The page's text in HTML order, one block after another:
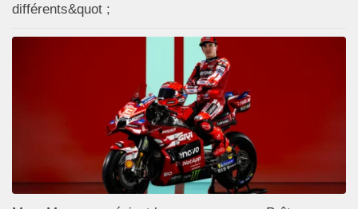
différents&quot ;